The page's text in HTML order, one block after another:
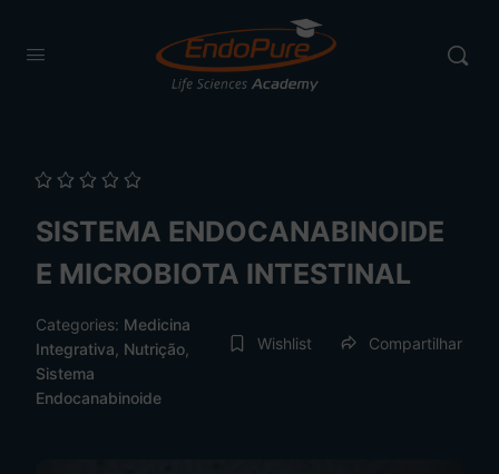
SISTEMA ENDOCANABINOIDE
E MICROBIOTA INTESTINAL
Categories: Medicina
Integrativa Nutrição
Sistema
Endocanabinoide
Wishlist Compartilhar